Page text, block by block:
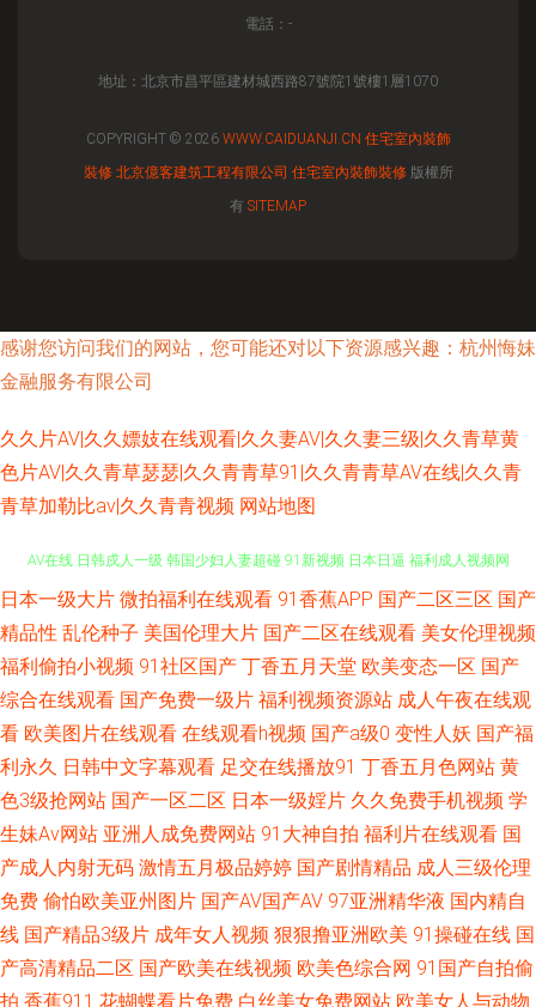
電話：-
地址：北京市昌平區建材城西路87號院1號樓1層1070
COPYRIGHT © 2026 WWW.CAIDUANJI.CN 住宅室內裝飾
裝修 北京億客建筑工程有限公司 住宅室內裝飾裝修版權所
有 SITEMAP
感谢您访问我们的网站，您可能还对以下资源感兴趣：杭州悔妹
金融服务有限公司
久久片AV|久久嫖妓在线观看|久久妻AV|久久妻三级|久久青草黄
色片AV|久久青草瑟瑟|久久青青草91|久久青青草AV在线|久久青
青草加勒比av|久久青青视频 网站地图
免费的肏屄网址 国产福利夜 丁香五香天堂网 伊人干B 欧美操欧美 变态另类
AV在线 日韩戍人一级 韩国少妇人妻超碰 91新视频 日本日逼 福利成人视频网
自拍AV网 狼友激情网站 超碰人妻人射 五月激情图片 韩国福利影院 91沙发视
频 日韩城人网站 黄色午夜理论 91麻豆国产蜜臀 欧洲激情人妻 成人五月天社
区 91巨乳黑丝美女 日本韩国毛片 国产ts伪娘 91部免费电影 日韩成人网址
成人午夜性剧场 伊人黄色在线播放 久久撸免费 91网站男男 四虎精品91 精品
日本一级大片 微拍福利在线观看 91香蕉APP 国产二区三区 国产
精品性 乱伦种子 美国伦理大片 国产二区在线观看 美女伦理视频
福利偷拍小视频 91社区国产 丁香五月天堂 欧美变态一区 国产
综合在线观看 国产免费一级片 福利视频资源站 成人午夜在线观
看 欧美图片在线观看 在线观看h视频 国产a级0 变性人妖 国产福
利永久 日韩中文字幕观看 足交在线播放91 丁香五月色网站 黄
色3级抢网站 国产一区二区 日本一级婬片 久久免费手机视频 学
生妹Av网站 亚洲人成免费网站 91大神自拍 福利片在线观看 国
产成人内射无码 激情五月极品婷婷 国产剧情精品 成人三级伦理
免费 偷怕欧美亚州图片 国产AV国产AV 97亚洲精华液 国内精自
线 国产精品3级片 成年女人视频 狠狠撸亚洲欧美 91操碰在线 国
产高清精品二区 国产欧美在线视频 欧美色综合网 91国产自拍偷
拍 香蕉911 花蝴蝶看片免费 白丝美女免费网站 欧美女人与动物